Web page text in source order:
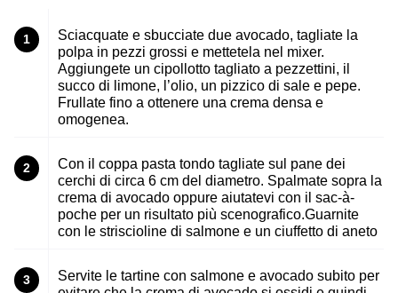
1
Sciacquate e sbucciate due avocado, tagliate la
polpa in pezzi grossi e mettetela nel mixer.
Aggiungete un cipollotto tagliato a pezzettini, il
succo di limone, l’olio, un pizzico di sale e pepe.
Frullate fino a ottenere una crema densa e
omogenea.
2
Con il coppa pasta tondo tagliate sul pane dei
cerchi di circa 6 cm del diametro. Spalmate sopra la
crema di avocado oppure aiutatevi con il sac-à-
poche per un risultato più scenografico.Guarnite
con le striscioline di salmone e un ciuffetto di aneto
3
Servite le tartine con salmone e avocado subito per